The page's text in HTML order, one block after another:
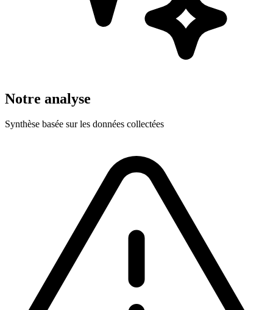
Notre analyse
Synthèse basée sur les données collectées